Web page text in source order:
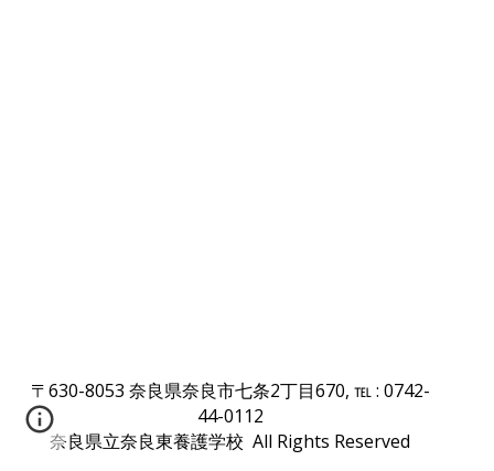
〒630-8053 奈良県奈良市七条2丁目670, ℡ : 0742-
44-0112
奈良県立奈良東養護学校 All Rights Reserved